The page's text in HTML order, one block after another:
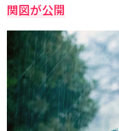
関図が公開